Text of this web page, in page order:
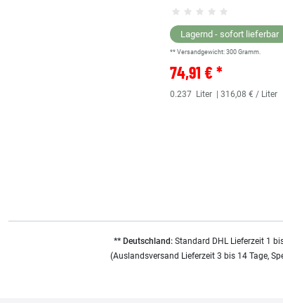
Lagernd - sofort lieferbar
** Versandgewicht: 300 Gramm.
74,91 € *
0.237 Liter | 316,08 € / Liter
** Deutschland:Standard DHL Lieferzeit 1
(Auslandsversand Lieferzeit 3 bis 14 Tage,